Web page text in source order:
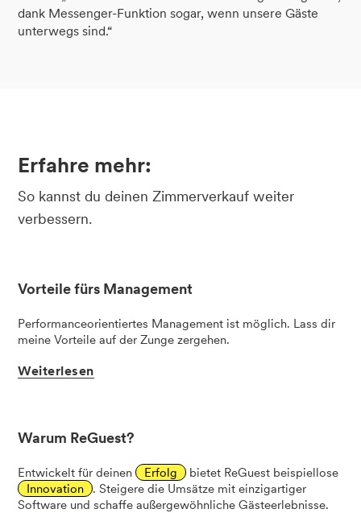
dank Messenger-Funktion sogar, wenn unsere Gäste
unterwegs sind.“
Erfahre mehr:
So kannst du deinen Zimmerverkauf weiter
verbessern.
Vorteile fürs Management
Performanceorientiertes Management ist möglich. Lass dir
meine Vorteile auf der Zunge zergehen.
Weiterlesen
Warum ReGuest?
Entwickelt für deinen Erfolg
bietet ReGuest beispiellose
Innovation
. Steigere die Umsätze mit einzigartiger
Software und schaffe außergewöhnliche Gästeerlebnisse.